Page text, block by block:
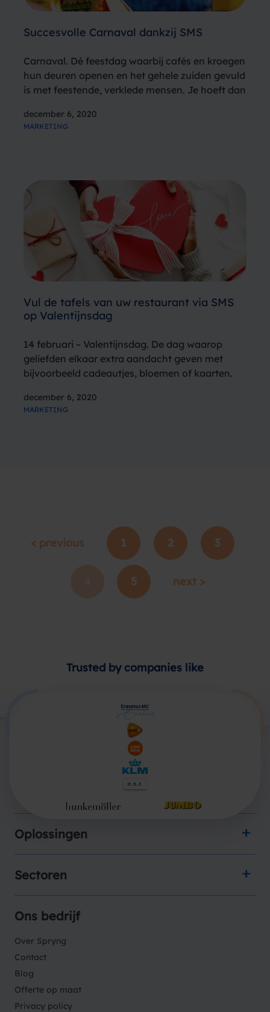
Succesvolle Carnaval dankzij SMS
Carnaval. Dé feestdag waarbij cafés en kroegen
hun deuren openen en het gehele zuiden gevuld
is met feestende, verklede mensen. Je hoeft dan
een indiaan of een banaan aanloopt en kunt…
december 6, 2020
MARKETING
Vul de tafels van uw restaurant via SMS
op Valentijnsdag
14 februari – Valentijnsdag. De dag waarop
geliefden elkaar extra aandacht geven met
bijvoorbeeld cadeautjes, bloemen of kaarten.
daarom een gestage toename in de aanschaf
december 6, 2020
MARKETING
< previous 1 2 3
5 next >
Trusted by companies like
Oplossingen
Sectoren
Ons bedrijf
Over Spryng
Contact
Blog
Offerte op maat
Privacy policy